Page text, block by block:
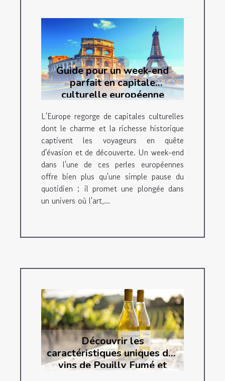
Guide pour un week-end
parfait en capitale
culturelle européenne
L'Europe regorge de capitales culturelles
dont le charme et la richesse historique
captivent les voyageurs en quête
d'évasion et de découverte. Un week-end
dans l'une de ces perles européennes
offre bien plus qu'une simple pause du
quotidien ; il promet une plongée dans
un univers où l'art,...
Découvrir les
caractéristiques uniques des
vins de Pouilly Fumé et